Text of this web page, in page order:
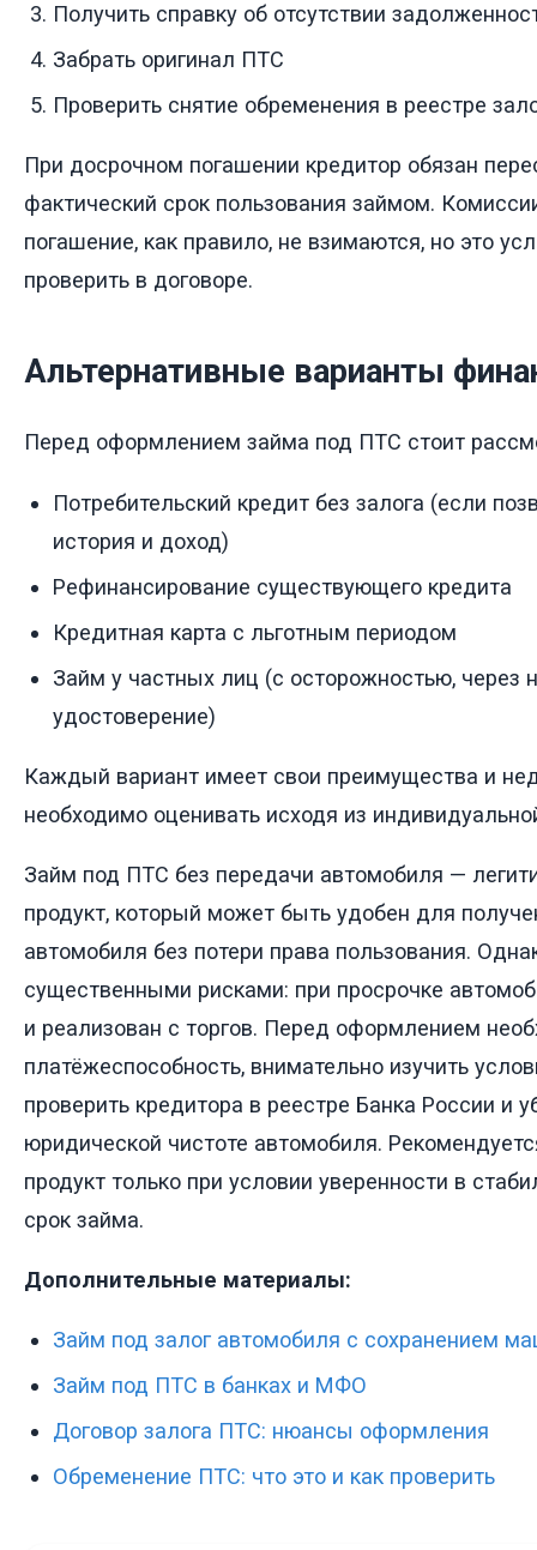
Получить справку об отсутствии
Забрать оригинал ПТС
Проверить снятие обременения в реестре
При досрочном погашении кредитор обязан
фактический срок пользования займом.
погашение, как правило, не взимаются, но это
проверить в договоре.
Альтернативные варианты
Перед оформлением займа под ПТС стоит
Потребительский кредит без залога (если
история и доход)
Рефинансирование существующего кредита
Кредитная карта с льготным периодом
Займ у частных лиц (с осторожностью, через
удостоверение)
Каждый вариант имеет свои преимущества и
необходимо оценивать исходя из
Займ под ПТС без передачи автомобиля —
продукт, который может быть удобен для
автомобиля без потери права пользования.
существенными рисками: при просрочке
и реализован с торгов. Перед оформлением
платёжеспособность, внимательно изучить
проверить кредитора в реестре Банка России и
юридической чистоте автомобиля.
продукт только при условии уверенности в
срок займа.
Дополнительные материалы:
Займ под залог автомобиля с сохранением
Займ под ПТС в банках и МФО
Договор залога ПТС: нюансы оформления
Обременение ПТС: что это и как проверить